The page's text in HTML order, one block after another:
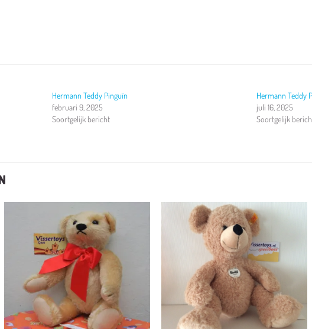
Hermann Teddy Pinguïn
februari 9, 2025
Soortgelijk bericht
Hermann Teddy
juli 16, 2025
Soortgelijk
Toevoegen
verlanglijst
Toevoegen
aan
verlanglijst